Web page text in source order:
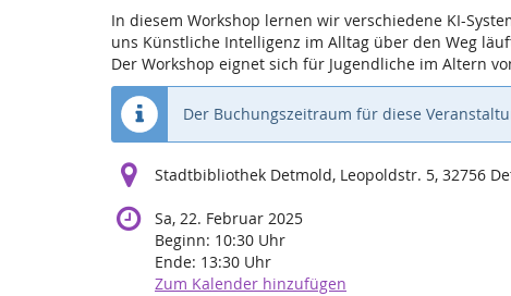
In diesem Workshop lernen wir verschiedene KI-
uns Künstliche Intelligenz im Alltag über den Weg
Der Workshop eignet sich für Jugendliche im Altern
Der Buchungszeitraum für diese
Stadtbibliothek Detmold, Leopoldstr. 5, 32756
Sa, 22. Februar 2025
Beginn: 10:30 Uhr
Ende: 13:30 Uhr
Zum Kalender hinzufügen